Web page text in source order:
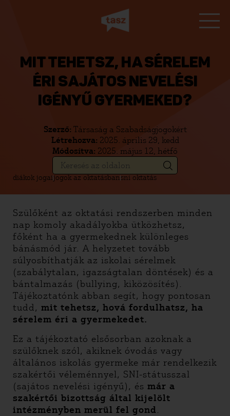
MIT TEHETSZ, HA SÉRELEM
ÉRI SAJÁTOS NEVELÉSI
IGÉNYŰ GYERMEKED?
Szerző: Társaság a Szabadságjogokért
Létrehozva: 2025. április 29, kedd
Módosítva: 2025. május 12, hétfő
diákok jogaijogok az oktatásbansni oktatás
Szülőként az oktatási rendszerben minden
nap komoly akadályokba ütközhetsz,
főként ha a gyermekednek különleges
bánásmód jár. A helyzetet tovább
súlyosbíthatják az iskolai sérelmek
(szabálytalan, igazságtalan döntések) és a
bántalmazás (bullying, kiközösítés).
Tájékoztatónk abban segít, hogy pontosan
tudd, mit tehetsz, hová fordulhatsz, ha
sérelem éri a gyermekedet.
Ez a tájékoztató elsősorban azoknak a
szülőknek szól, akiknek óvodás vagy
általános iskolás gyermeke már rendelkezik
szakértői véleménnyel, SNI-státusszal
(sajátos nevelési igényű), és már a
szakértői bizottság által kijelölt
intézményben merül fel gond.